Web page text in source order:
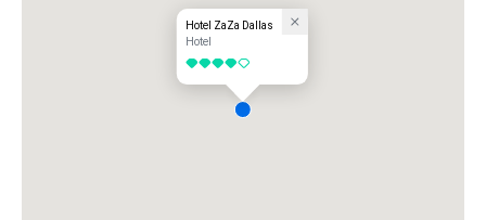
Hotel ZaZa Dallas
Hotel
4 von 5